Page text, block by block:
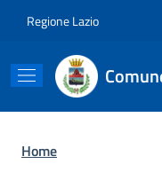
Regione Lazio
Briciole di
Home